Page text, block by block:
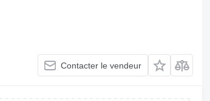
Contacter le vendeur